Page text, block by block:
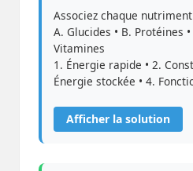
Associez chaque
A. Glucides • B. Protéines
Vitamines
1. Énergie rapide • 2.
Énergie stockée • 4.
Afficher la solution